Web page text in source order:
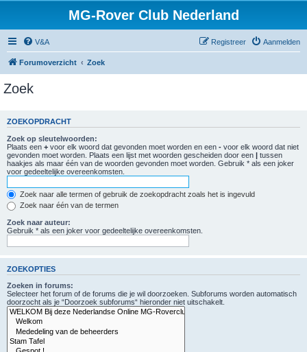
MG-Rover Club Nederland
V&A Aanmelden
Registreer
Forumoverzicht Zoek
Zoek
ZOEKOPDRACHT
Zoek op sleutelwoorden:
Plaats een + voor elk woord dat gevonden moet worden en een - voor elk woord dat niet
gevonden moet worden. Plaats een lijst met woorden gescheiden door een | tussen
haakjes als maar één van de woorden gevonden moet worden. Gebruik * als een joker
voor gedeeltelijke overeenkomsten.
Zoek naar alle termen of gebruik de zoekopdracht zoals het is ingevuld
Zoek naar één van de termen
Zoek naar auteur:
Gebruik * als een joker voor gedeeltelijke overeenkomsten.
ZOEKOPTIES
Zoeken in forums:
Selecteer het forum of de forums die je wil doorzoeken. Subforums worden automatisch
doorzocht als je “Doorzoek subforums“ hieronder niet uitschakelt.